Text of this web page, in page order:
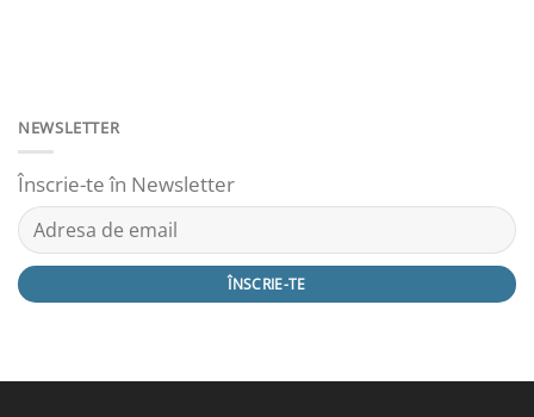
NEWSLETTER
Înscrie-te în Newsletter